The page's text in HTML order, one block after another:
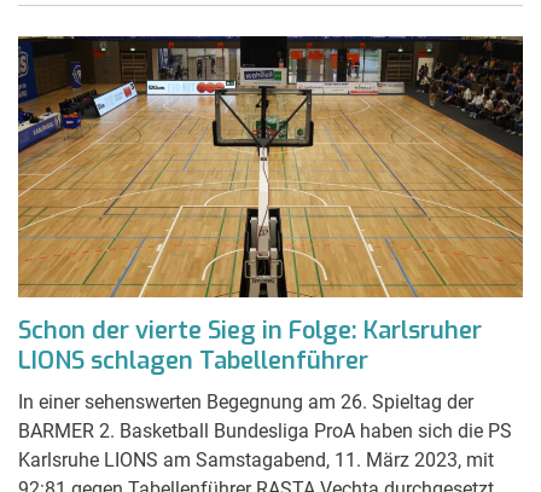
Schon der vierte Sieg in Folge: Karlsruher
LIONS schlagen Tabellenführer
In einer sehenswerten Begegnung am 26. Spieltag der
BARMER 2. Basketball Bundesliga ProA haben sich die PS
Karlsruhe LIONS am Samstagabend, 11. März 2023, mit